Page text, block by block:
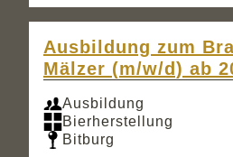
Ausbildung zum
Mälzer (m/w/d) ab
Ausbildung
Bierherstellung
Bitburg